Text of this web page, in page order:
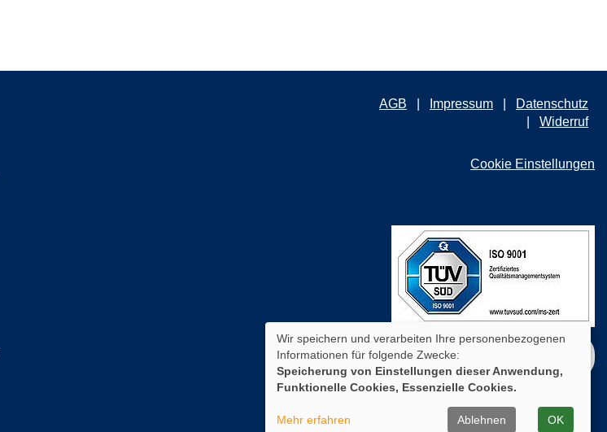
AGB Impressum
Datenschutz
Widerruf
Cookie Einstellungen
WIDERRUFSFORMULAR
Wir speichern und verarbeiten Ihre personenbezogenen
Informationen für folgende Zwecke:
Speicherung von Einstellungen dieser Anwendung,
Funktionelle Cookies, Essenzielle Cookies.
Mehr erfahren Ablehnen OK